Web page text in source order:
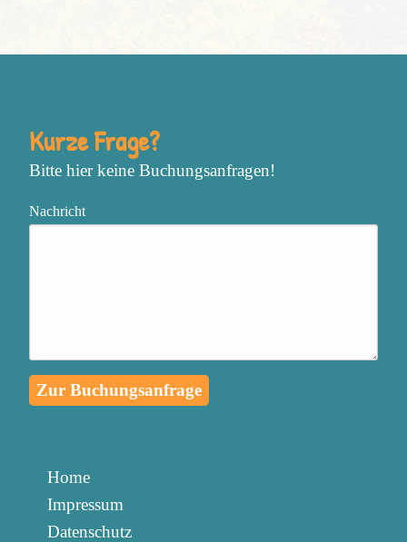
Kurze Frage?
Bitte hier keine Buchungsanfragen!
Nachricht
Zur Buchungsanfrage
Home
Impressum
Datenschutz